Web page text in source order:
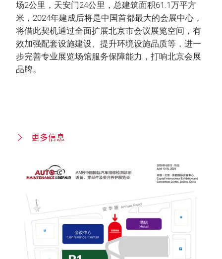
场2公里，天安门24公里，总建筑面积61.1万平方
米，2024年建成后将是中国首都最大的会展中心，
将借此契机通过全面扩展北京市会议展览空间，有
效加强配套设施建设、提升环境设施品质等，进一
步完善专业展览场馆服务保障能力，打响北京会展
品牌。
更多信息